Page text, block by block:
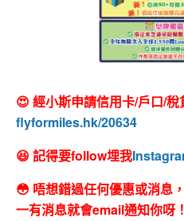
😍 經小斯申請信用卡/戶口/稅
flyformiles.hk/20634
😆 記得要follow埋我
😳 唔想錯過任何優惠或消息
一有消息就會email通知你呀！